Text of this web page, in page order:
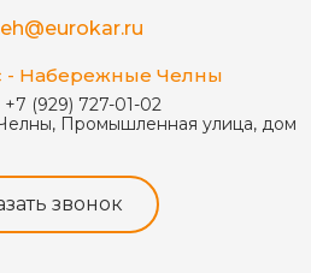
- Набережные Челны
+7 (929) 727-01-02
Промышленная улица, дом
звонок